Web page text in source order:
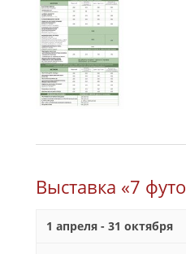
Выставка «7
1 апреля - 31 октября